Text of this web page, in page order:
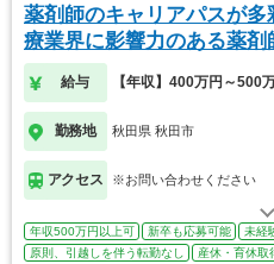
薬剤師のキャリアパスが
療業界に影響力のある薬剤
給与 【年収】400万円～500
勤務地 秋田県 秋田市
アクセス ※お問い合わせください
年収500万円以上可 新卒も応募可能
未経
原則、引越しを伴う転勤なし
産休・育休取